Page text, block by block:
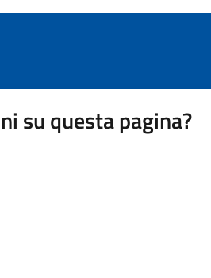
su questa pagina?